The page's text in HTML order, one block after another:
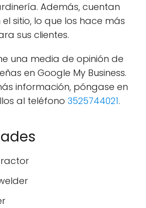
Además, cuentan
sitio, lo que los hace más
sus clientes.
una media de opinión de
en Google My Business.
información, póngase en
al teléfono 3525744021.